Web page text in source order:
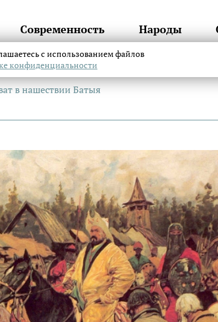
Современность Народы
в нашествии Батыя
с использованием файлов
конфиденциальности